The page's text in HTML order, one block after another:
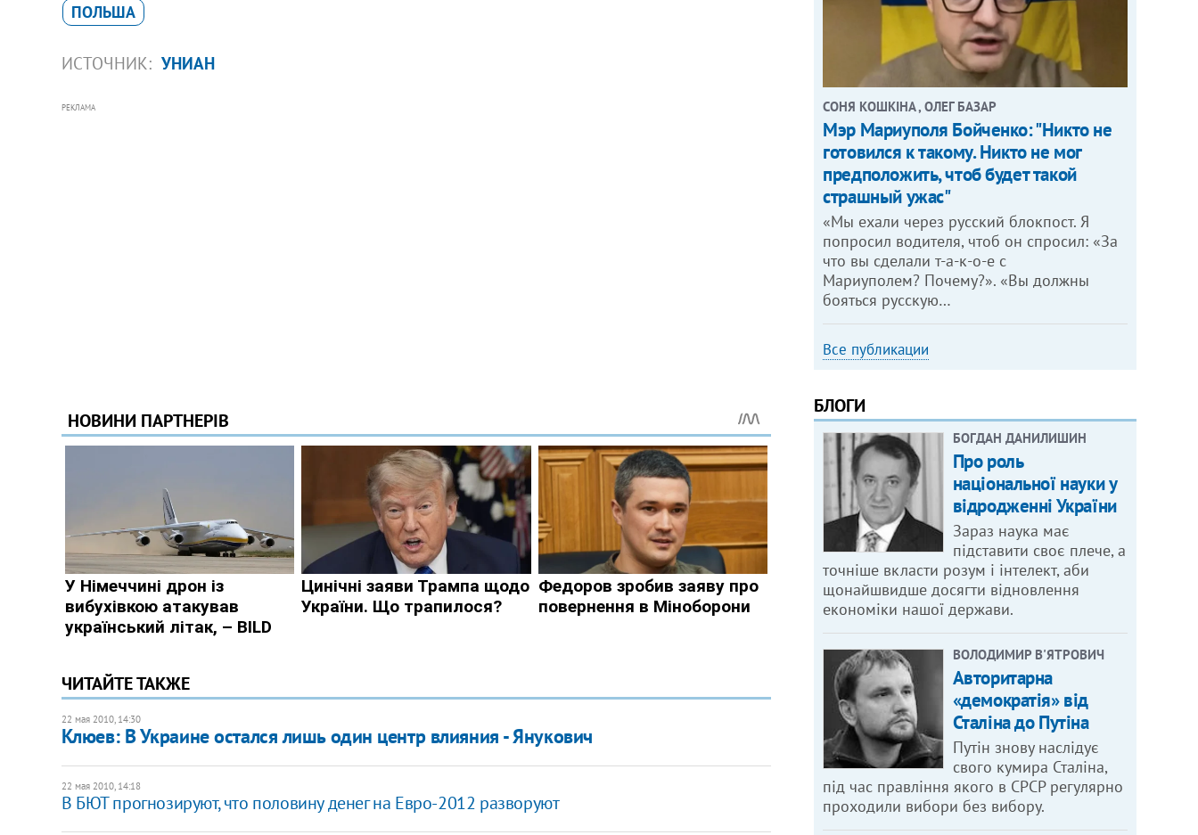
ПОЛЬША
ИСТОЧНИК: УНИАН
РЕКЛАМА
ЧИТАЙТЕ ТАКЖЕ
22 мая 2010, 14:30
Клюев: В Украине остался лишь один центр влияния - Янукович
22 мая 2010, 14:18
В БЮТ прогнозируют, что половину денег на Евро-2012 разворуют
СОНЯ КОШКІНА , ОЛЕГ БАЗАР
Мэр Мариуполя Бойченко: "Никто не
готовился к такому. Никто не мог
предположить, чтоб будет такой
страшный ужас"
«Мы ехали через русский блокпост. Я
попросил водителя, чтоб он спросил: «За
что вы сделали т-а-к-о-е с
Мариуполем? Почему?». «Вы должны
бояться русскую…
Все публикации
БЛОГИ
БОГДАН ДАНИЛИШИН
Про роль
національної науки у
відродженні України
Зараз наука має
підставити своє плече, а
точніше вкласти розум і інтелект, аби
щонайшвидше досягти відновлення
економіки нашої держави.
ВОЛОДИМИР В'ЯТРОВИЧ
Авторитарна
«демократія» від
Сталіна до Путіна
Путін знову наслідує
свого кумира Сталіна,
під час правління якого в СРСР регулярно
проходили вибори без вибору.